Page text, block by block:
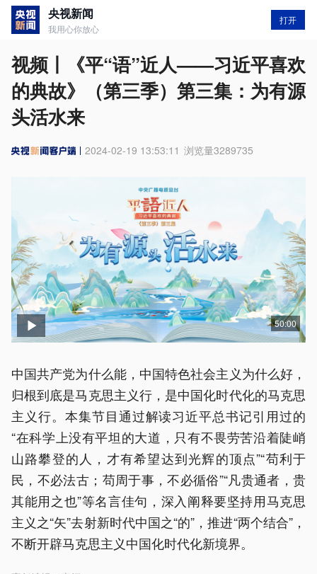
央视新闻
我用心你放心
打开
视频丨《平“语”近人——习近平喜欢
的典故》（第三季）第三集：为有源
头活水来
2024-02-19 13:53:11 浏览量3289735
50:00
中国共产党为什么能，中国特色社会主义为什么好，
归根到底是马克思主义行，是中国化时代化的马克思
主义行。本集节目通过解读习近平总书记引用过的
“在科学上没有平坦的大道，只有不畏劳苦沿着陡峭
山路攀登的人，才有希望达到光辉的顶点”“苟利于
民，不必法古；苟周于事，不必循俗”“凡贵通者，贵
其能用之也”等名言佳句，深入阐释要坚持用马克思
主义之“矢”去射新时代中国之“的”，推进“两个结合”，
不断开辟马克思主义中国化时代化新境界。